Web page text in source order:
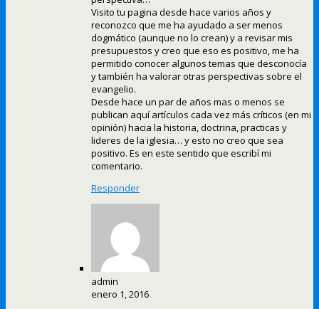
Visito tu pagina desde hace varios años y
reconozco que me ha ayudado a ser menos
dogmático (aunque no lo crean) y a revisar mis
presupuestos y creo que eso es positivo, me ha
permitido conocer algunos temas que desconocía
y también ha valorar otras perspectivas sobre el
evangelio.
Desde hace un par de años mas o menos se
publican aquí artículos cada vez más críticos (en mi
opinión) hacia la historia, doctrina, practicas y
lideres de la iglesia… y esto no creo que sea
positivo. Es en este sentido que escribí mi
comentario.
Responder
admin
enero 1, 2016